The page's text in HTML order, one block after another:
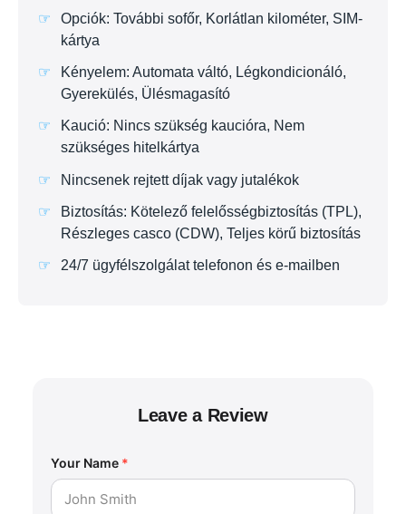
Opciók: További sofőr, Korlátlan kilométer, SIM-
kártya
Kényelem: Automata váltó, Légkondicionáló,
Gyerekülés, Ülésmagasító
Kaució: Nincs szükség kaucióra, Nem
szükséges hitelkártya
Nincsenek rejtett díjak vagy jutalékok
Biztosítás: Kötelező felelősségbiztosítás (TPL),
Részleges casco (CDW), Teljes körű biztosítás
24/7 ügyfélszolgálat telefonon és e-mailben
Leave a Review
Your Name *